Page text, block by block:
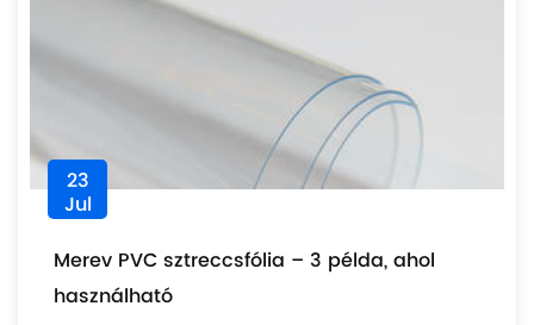
23
Jul
Merev PVC sztreccsfólia – 3 példa, ahol
használható